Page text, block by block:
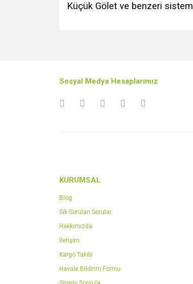
Küçük Gölet ve benzeri
Ürün açıklamasında eksik bilgiler
Sosyal Medya Hesaplarımız
KURUMSAL
Blog
Sık Sorulan Sorular
Hakkımızda
İletişim
Kargo Takibi
Havale Bildirim Formu